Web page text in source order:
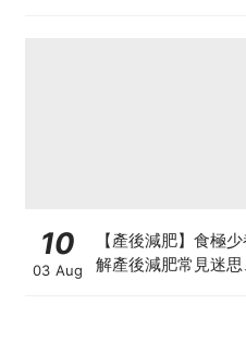
10
03 Aug
【產後減肥】食極
解產後減肥常見迷思